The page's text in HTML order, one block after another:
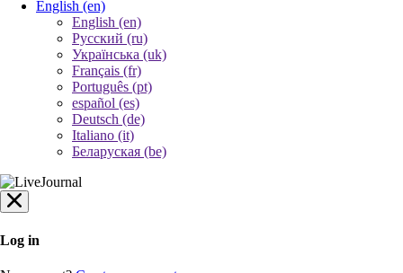
English (en)
English (en)
Русский (ru)
Українська (uk)
Français (fr)
Português (pt)
español (es)
Deutsch (de)
Italiano (it)
Беларуская (be)
Log in